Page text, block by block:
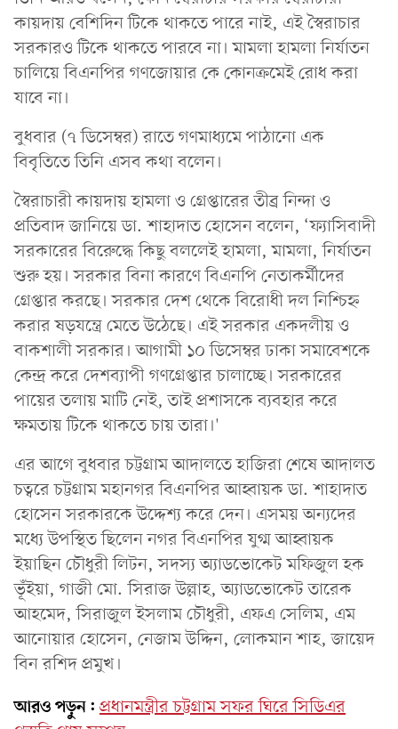
কায়দায় বেশিদিন টিকে থাকতে পারে নাই, এই স্বৈরাচার
সরকারও টিকে থাকতে পারবে না। মামলা হামলা নির্যাতন
চালিয়ে বিএনপির গণজোয়ার কে কোনক্রমেই রোধ করা
যাবে না।
বুধবার (৭ ডিসেম্বর) রাতে গণমাধ্যমে পাঠানো এক
বিবৃতিতে তিনি এসব কথা বলেন।
স্বৈরাচারী কায়দায় হামলা ও গ্রেপ্তারের তীব্র নিন্দা ও
প্রতিবাদ জানিয়ে ডা. শাহাদাত হোসেন বলেন, ‘ফ্যাসিবাদী
সরকারের বিরেুদ্ধে কিছু বললেই হামলা, মামলা, নির্যাতন
শুরু হয়। সরকার বিনা কারণে বিএনপি নেতাকর্মীদের
গ্রেপ্তার করছে। সরকার দেশ থেকে বিরোধী দল নিশ্চিহ্ন
করার ষড়যন্ত্রে মেতে উঠেছে। এই সরকার একদলীয় ও
বাকশালী সরকার। আগামী ১০ ডিসেম্বর ঢাকা সমাবেশকে
কেন্দ্র করে দেশব্যাপী গণগ্রেপ্তার চালাচ্ছে। সরকারের
পায়ের তলায় মাটি নেই, তাই প্রশাসকে ব্যবহার করে
ক্ষমতায় টিকে থাকতে চায় তারা।'
এর আগে বুধবার চট্টগ্রাম আদালতে হাজিরা শেষে আদালত
চত্বরে চট্টগ্রাম মহানগর বিএনপির আহ্বায়ক ডা. শাহাদাত
হোসেন সরকারকে উদ্দেশ্য করে দেন। এসময় অন্যদের
মধ্যে উপস্থিত ছিলেন নগর বিএনপির যুগ্ম আহ্বায়ক
ইয়াছিন চৌধুরী লিটন, সদস্য অ্যাডভোকেট মফিজুল হক
ভূঁইয়া, গাজী মো. সিরাজ উল্লাহ, অ্যাডভোকেট তারেক
আহমেদ, সিরাজুল ইসলাম চৌধুরী, এফএ সেলিম, এম
আনোয়ার হোসেন, নেজাম উদ্দিন, লোকমান শাহ, জায়েদ
বিন রশিদ প্রমুখ।
আরও পড়ুন: প্রধানমন্ত্রীর চট্টগ্রাম সফর ঘিরে সিডিএর